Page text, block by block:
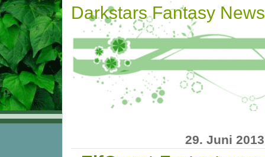
Darkstars Fantasy News
29. Juni 2013